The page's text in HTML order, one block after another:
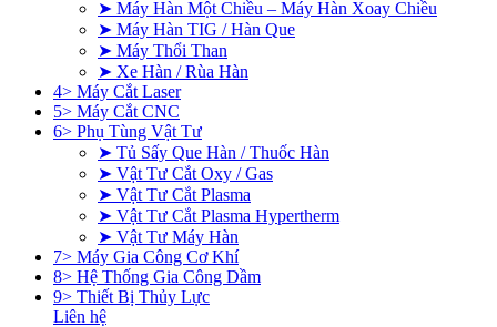
➤ Máy Hàn Một Chiều – Máy Hàn Xoay Chiều
➤ Máy Hàn TIG / Hàn Que
➤ Máy Thổi Than
➤ Xe Hàn / Rùa Hàn
4> Máy Cắt Laser
5> Máy Cắt CNC
6> Phụ Tùng Vật Tư
➤ Tủ Sấy Que Hàn / Thuốc Hàn
➤ Vật Tư Cắt Oxy / Gas
➤ Vật Tư Cắt Plasma
➤ Vật Tư Cắt Plasma Hypertherm
➤ Vật Tư Máy Hàn
7> Máy Gia Công Cơ Khí
8> Hệ Thống Gia Công Dầm
9> Thiết Bị Thủy Lực
Liên hệ